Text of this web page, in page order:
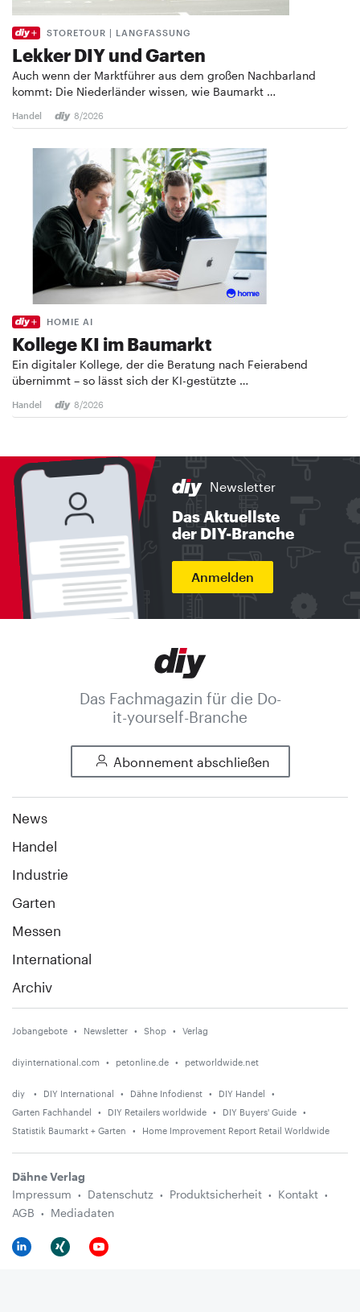
STORETOUR | LANGFASSUNG
Lekker DIY und Garten
Auch wenn der Marktführer aus dem großen Nachbarland
kommt: Die Niederländer wissen, wie Baumarkt …
Handel 8/2026
HOMIE AI
Kollege KI im Baumarkt
Ein digitaler Kollege, der die Beratung nach Feierabend
übernimmt – so lässt sich der KI-gestützte …
Handel 8/2026
Newsletter
Das Aktuellste
der DIY-Branche
Anmelden
Das Fachmagazin für die Do-
it-yourself-Branche
Abonnement abschließen
News
Handel
Industrie
Garten
Messen
International
Archiv
Jobangebote Newsletter Shop Verlag
diyinternational.com petonline.de petworldwide.net
diy DIY International Dähne Infodienst
DIY Handel
Garten Fachhandel
DIY Retailers worldwide
DIY Buyers' Guide
Statistik Baumarkt + Garten
Home Improvement Report Retail Worldwide
Dähne Verlag
Impressum
Datenschutz Produktsicherheit
Kontakt
AGB
Mediadaten